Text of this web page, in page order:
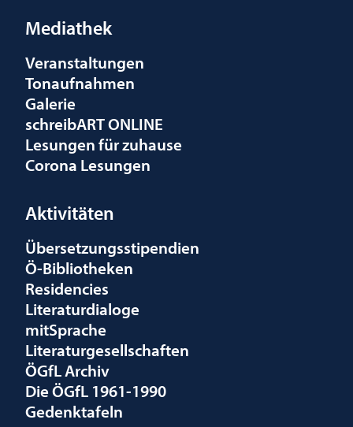
Mediathek
Veranstaltungen
Tonaufnahmen
Galerie
schreibART ONLINE
Lesungen für zuhause
Corona Lesungen
Aktivitäten
Übersetzungsstipendien
Ö-Bibliotheken
Residencies
Literaturdialoge
mitSprache
Literaturgesellschaften
ÖGfL Archiv
Die ÖGfL 1961-1990
Gedenktafeln